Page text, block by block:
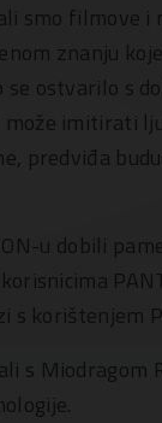
smo filmove
znanju
ostvarilo s
imitirati
predviđa
u dobili
s korištenjem
s